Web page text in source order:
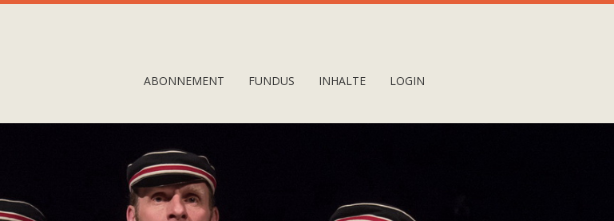
ABONNEMENT FUNDUS INHALTE LOGIN